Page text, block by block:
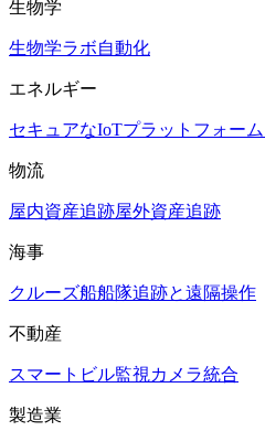
生物学
生物学ラボ自動化
エネルギー
セキュアなIoTプラットフォーム
物流
屋内資産追跡屋外資産追跡
海事
クルーズ船船隊追跡と遠隔操作
不動産
スマートビル監視カメラ統合
製造業